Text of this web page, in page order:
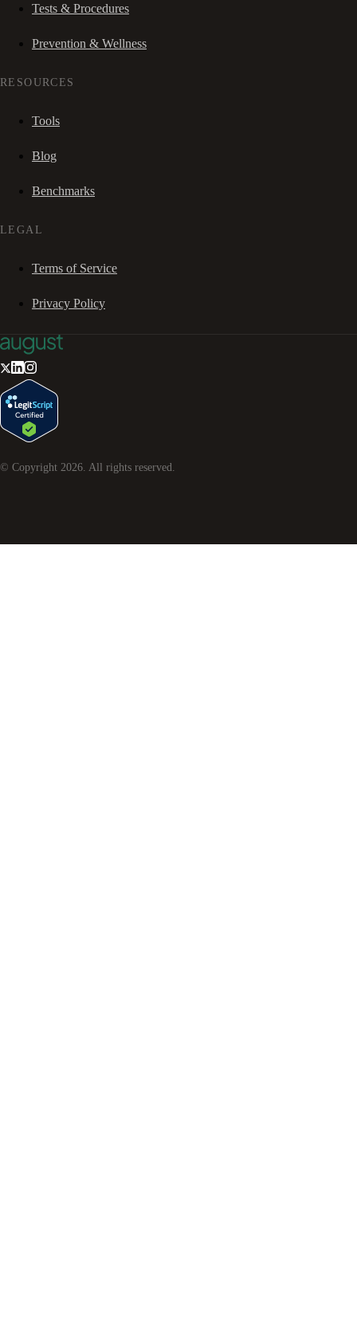
Tests & Procedures
Prevention & Wellness
RESOURCES
Tools
Blog
Benchmarks
LEGAL
Terms of Service
Privacy Policy
© Copyright 2026 . All rights reserved.